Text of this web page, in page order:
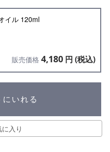
イル 120ml
販売価格 4,180 円 (税込)
にいれる
入り